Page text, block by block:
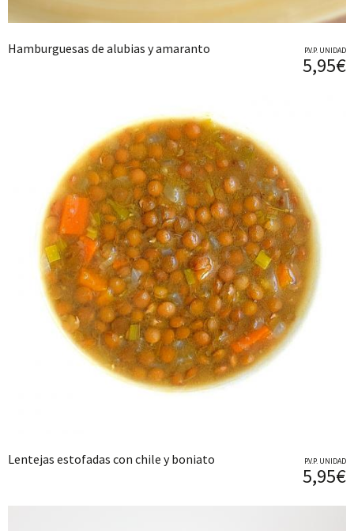
Hamburguesas de alubias y amaranto P.V.P. UNIDAD
5,95€
Lentejas estofadas con chile y boniato P.V.P. UNIDAD
5,95€